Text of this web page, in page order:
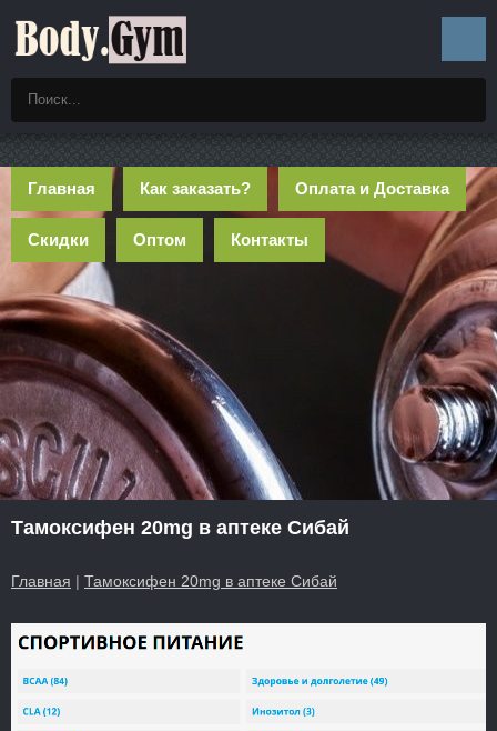
Главная Как заказать? Оплата и Доставка
Скидки Оптом Контакты
Тамоксифен 20mg в аптеке Сибай
Главная | Тамоксифен 20mg в аптеке Сибай